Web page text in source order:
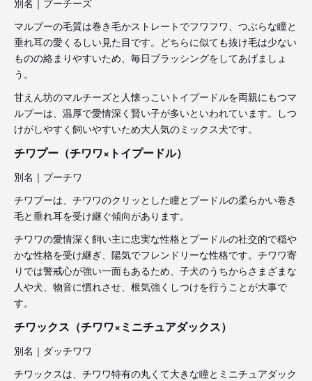
マルプーの毛質は巻き毛かストレートでフワフワ、つぶらな瞳と
垂れ耳の愛くるしい見た目です。どちらに似ても抜け毛は少ない
ものの絡まりやすいため、毎日ブラッシングをしてあげましょ
う。
甘えん坊のマルチーズと人懐っこいトイプードルを両親にもつマ
ルプーは、温厚で愛情深く賢い子が多いといわれています。しつ
けがしやすく飼いやすいため大人気のミックス犬です。
チワプー（チワワ×トイプードル）
別名｜プーチワ
チワプーは、チワワのクリッとした瞳とプードルの柔らかい巻き
毛と垂れ耳を受け継ぐ傾向があります。
チワワの愛情深く飼い主に忠実な性格とプードルの社交的で穏や
かな性格を受け継ぎ、陽気でフレンドリーな性格です。チワワ寄
りでは警戒心が強い一面もあるため、子犬のうちからさまざまな
人や犬、物音に慣れさせ、根気強くしつけを行うことが大事で
す。
チワックス（チワワ×ミニチュアダックス）
別名｜ダッチワワ
チワックスは、チワワ特有の丸くて大きな瞳とミニチュアダック